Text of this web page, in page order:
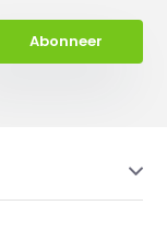
Abonneer